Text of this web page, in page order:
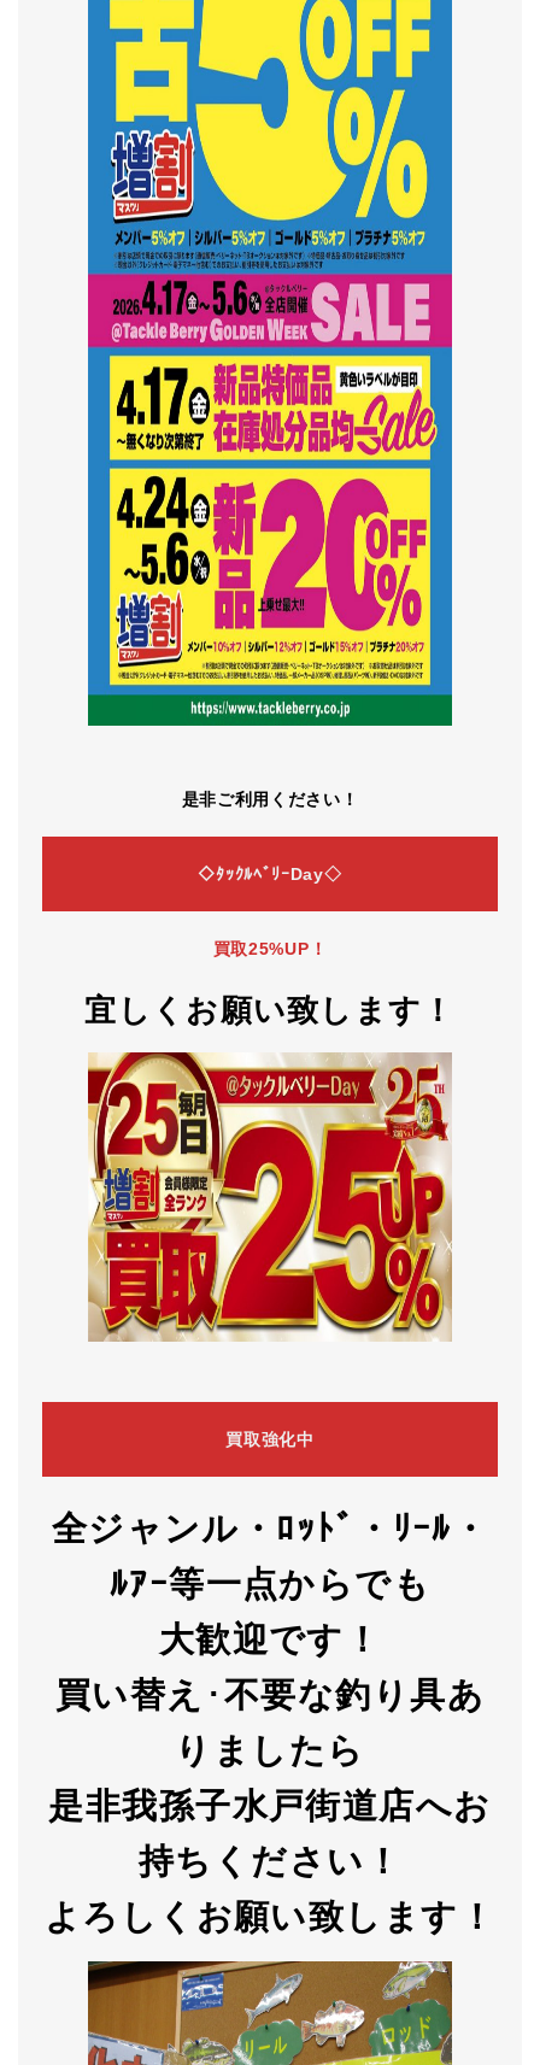
是非ご利用ください！
◇ﾀｯｸﾙﾍﾞﾘｰDay◇
買取25%UP！
宜しくお願い致します！
買取強化中
全ジャンル・ﾛｯﾄﾞ・ﾘｰﾙ・
ﾙｱｰ等一点からでも
大歓迎です！
買い替え ･不要な釣り具あ
りましたら
是非我孫子水戸街道店へお
持ちください！
よろしくお願い致します！